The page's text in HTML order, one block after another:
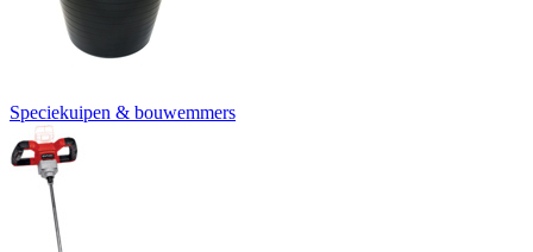
Speciekuipen & bouwemmers